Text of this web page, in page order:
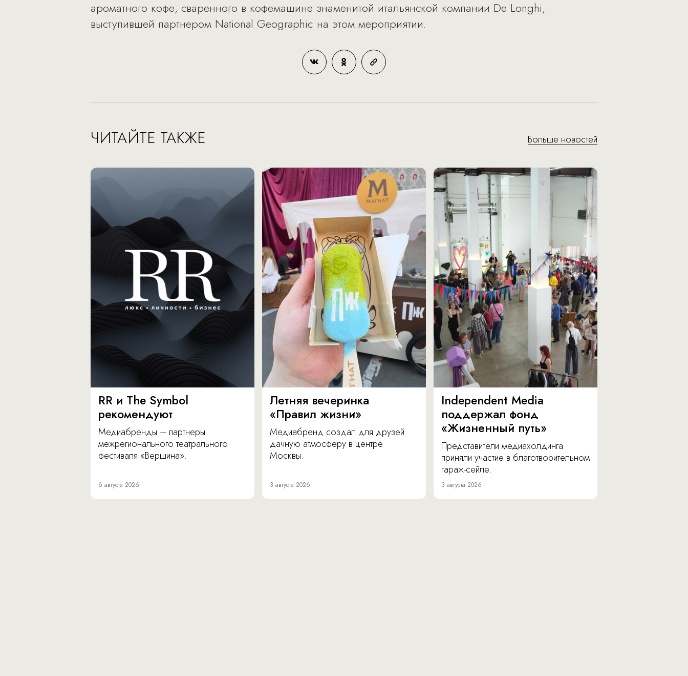
ароматного кофе, сваренного в кофемашине знаменитой итальянской компании De Longhi,
выступившей партнером National Geographic на этом мероприятии.
ЧИТАЙТЕ ТАКЖЕ Больше новостей
RR и The Symbol
рекомендуют
Медиабренды – партнеры
межрегионального театрального
фестиваля «Вершина».
6 августа 2026
Летняя вечеринка
«Правил жизни»
Медиабренд создал для друзей
дачную атмосферу в центре
Москвы.
3 августа 2026
Independent Media
поддержал фонд
«Жизненный путь»
Представители медиахолдинга
приняли участие в благотворительном
гараж-сейле.
3 августа 2026